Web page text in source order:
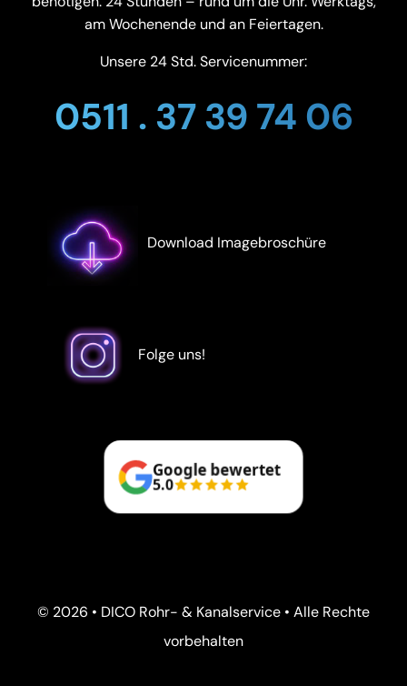
am Wochenende und an Feiertagen.
Unsere 24 Std. Servicenummer:
0511 . 37 39 74 06
Download Imagebroschüre
Folge uns!
Google bewertet
5.0
© 2026 • DICO Rohr- & Kanalservice • Alle Rechte
vorbehalten